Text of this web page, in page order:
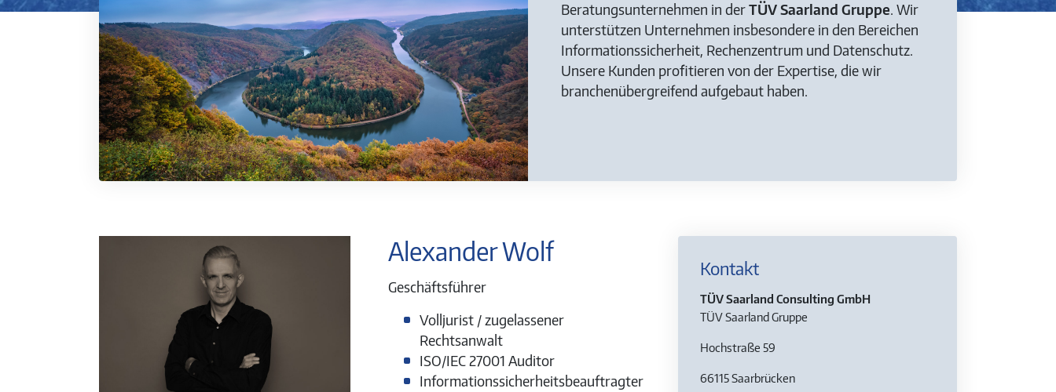
Beratungsunternehmen in derTÜV Saarland Gruppe. Wir
unterstützen Unternehmen insbesondere in den Bereichen
Informationssicherheit, Rechenzentrum und Datenschutz.
Unsere Kunden profitieren von der Expertise, die wir
branchenübergreifend aufgebaut haben.
Alexander Wolf
Geschäftsführer
Volljurist / zugelassener
Rechtsanwalt
ISO/IEC 27001 Auditor
Informationssicherheitsbeauftragter
Kontakt
TÜV Saarland Consulting GmbH
TÜV Saarland Gruppe
Hochstraße 59
66115 Saarbrücken